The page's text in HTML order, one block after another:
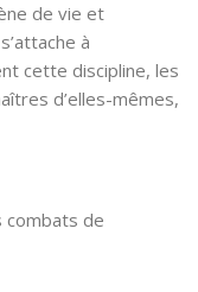
de vie et
à
cette discipline, les
d’elles-mêmes,
combats de